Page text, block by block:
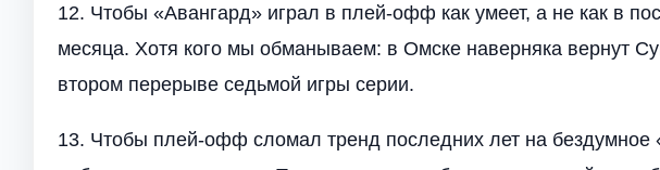
12. Чтобы «Авангард» играл в плей-офф как умеет, а не как в
месяца. Хотя кого мы обманываем: в Омске наверняка вернут
втором перерыве седьмой игры серии.
13. Чтобы плей-офф сломал тренд последних лет на бездумное